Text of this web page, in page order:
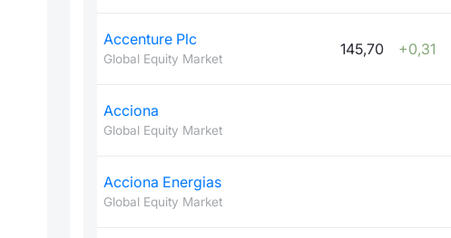
Accenture Plc
Global Equity Market
145,70 +0,31
Acciona
Global Equity Market
Acciona Energias
Global Equity Market